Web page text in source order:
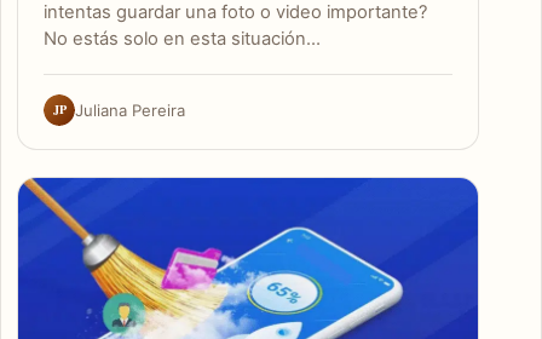
intentas guardar una foto o video importante?
No estás solo en esta situación…
JP Juliana Pereira